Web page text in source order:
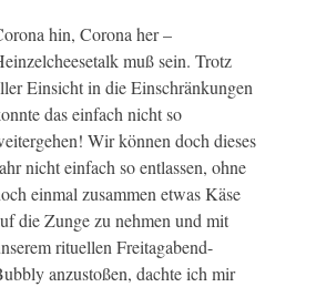
hin, Corona her –
muß sein. Trotz
Einsicht in die Einschränkungen
das einfach nicht so
Wir können doch dieses
nicht einfach so entlassen, ohne
einmal zusammen etwas Käse
die Zunge zu nehmen und mit
rituellen Freitagabend-
anzustoßen, dachte ich mir